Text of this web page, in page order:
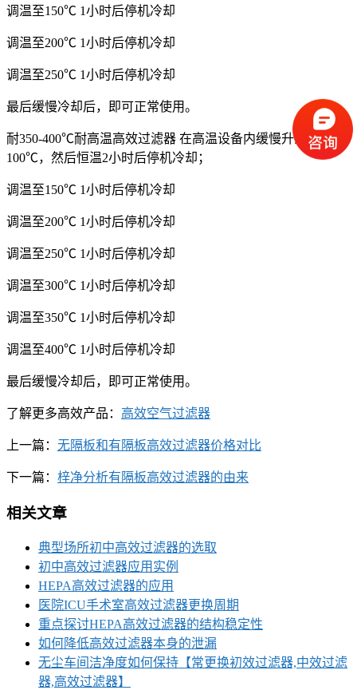
调温至150℃ 1小时后停机冷却
调温至200℃ 1小时后停机冷却
调温至250℃ 1小时后停机冷却
最后缓慢冷却后，即可正常使用。
耐350-400℃耐高温高效过滤器 在高温设备内缓慢升温至
100℃，然后恒温2小时后停机冷却；
调温至150℃ 1小时后停机冷却
调温至200℃ 1小时后停机冷却
调温至250℃ 1小时后停机冷却
调温至300℃ 1小时后停机冷却
调温至350℃ 1小时后停机冷却
调温至400℃ 1小时后停机冷却
最后缓慢冷却后，即可正常使用。
了解更多高效产品： 高效空气过滤器
上一篇： 无隔板和有隔板高效过滤器价格对比
下一篇： 梓净分析有隔板高效过滤器的由来
相关文章
典型场所初中高效过滤器的选取
初中高效过滤器应用实例
HEPA高效过滤器的应用
医院ICU手术室高效过滤器更换周期
重点探讨HEPA高效过滤器的结构稳定性
如何降低高效过滤器本身的泄漏
无尘车间洁净度如何保持【常更换初效过滤器,中效过滤
器,高效过滤器】